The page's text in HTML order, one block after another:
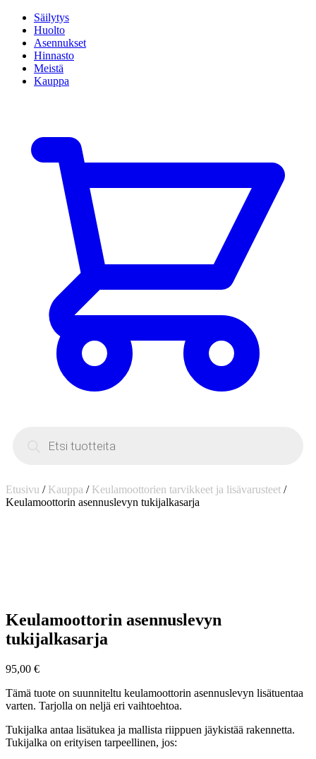
Säilytys
Huolto
Asennukset
Hinnasto
Meistä
Kauppa
Etusivu / Kauppa / Keulamoottorien tarvikkeet ja lisävarusteet /
Keulamoottorin asennuslevyn tukijalkasarja
Keulamoottorin asennuslevyn
tukijalkasarja
95,00 €
Tämä tuote on suunniteltu keulamoottorin asennuslevyn lisätuentaa
varten. Tarjolla on neljä eri vaihtoehtoa.
Tukijalka antaa lisätukea ja mallista riippuen jäykistää rakennetta.
Tukijalka on erityisen tarpeellinen, jos: